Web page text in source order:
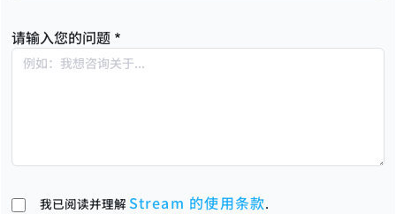
请输入您的问题
我已阅读并理解 Stream 的使用条款.